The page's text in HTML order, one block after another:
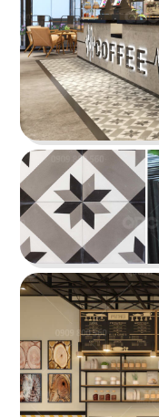
Nhà hàng
phong cách
Dự án mới
tọa lạc trên